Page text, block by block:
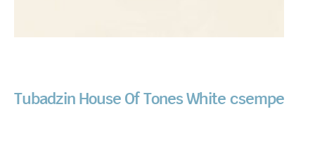
Tubadzin House Of Tones White csempe